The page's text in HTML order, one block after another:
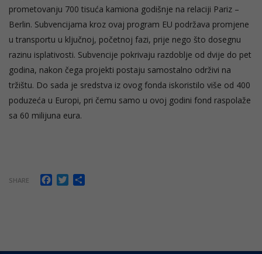
prometovanju 700 tisuća kamiona godišnje na relaciji Pariz –
Berlin. Subvencijama kroz ovaj program EU podržava promjene
u transportu u ključnoj, početnoj fazi, prije nego što dosegnu
razinu isplativosti. Subvencije pokrivaju razdoblje od dvije do pet
godina, nakon čega projekti postaju samostalno održivi na
tržištu. Do sada je sredstva iz ovog fonda iskoristilo više od 400
poduzeća u Europi, pri čemu samo u ovoj godini fond raspolaže
sa 60 milijuna eura.
SHARE Facebook
Twitter